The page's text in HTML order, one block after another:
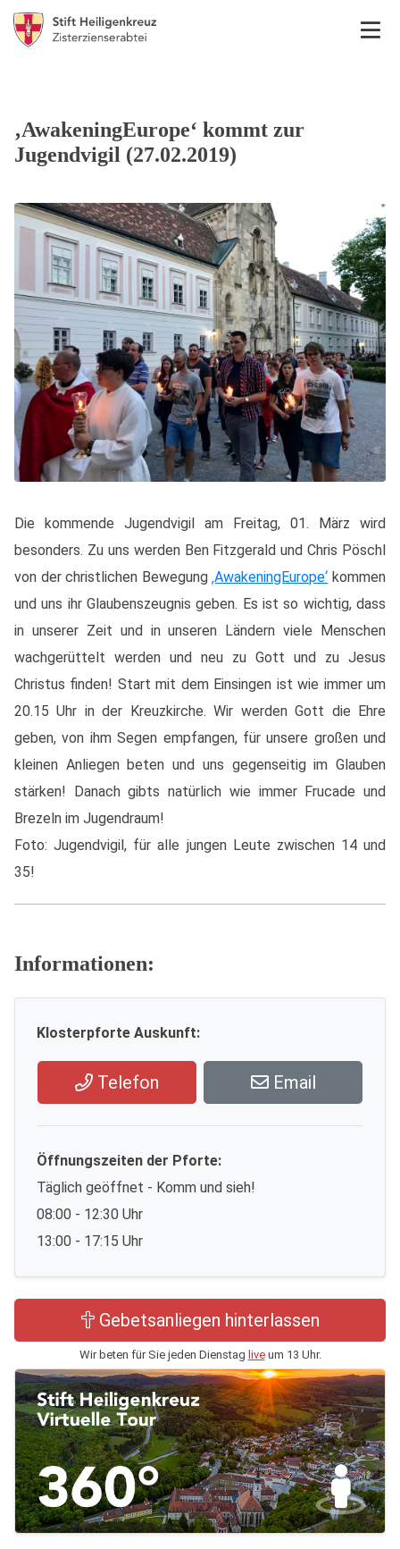
‚AwakeningEurope‘ kommt zur
Jugendvigil (27.02.2019)
Die kommende Jugendvigil am Freitag, 01. März wird
besonders. Zu uns werden Ben Fitzgerald und Chris Pöschl
von der christlichen Bewegung‚AwakeningEurope‘ kommen
und uns ihr Glaubenszeugnis geben. Es ist so wichtig, dass
in unserer Zeit und in unseren Ländern viele Menschen
wachgerüttelt werden und neu zu Gott und zu Jesus
Christus finden! Start mit dem Einsingen ist wie immer um
20.15 Uhr in der Kreuzkirche. Wir werden Gott die Ehre
geben, von ihm Segen empfangen, für unsere großen und
kleinen Anliegen beten und uns gegenseitig im Glauben
stärken! Danach gibts natürlich wie immer Frucade und
Brezeln im Jugendraum!
Foto: Jugendvigil, für alle jungen Leute zwischen 14 und
35!
Informationen:
Klosterpforte Auskunft:
Telefon Email
Öffnungszeiten der Pforte:
Täglich geöffnet - Komm und sieh!
08:00 - 12:30 Uhr
13:00 - 17:15 Uhr
Gebetsanliegen hinterlassen
Wir beten für Sie jeden Dienstag liveum 13 Uhr.